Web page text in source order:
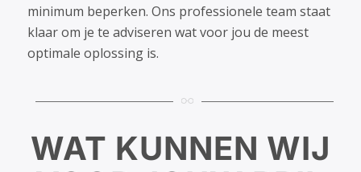
minimum beperken. Ons professionele team staat
klaar om je te adviseren wat voor jou de meest
optimale oplossing is.
WAT KUNNEN WIJ